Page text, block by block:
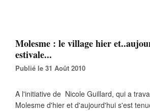
Molesme : le village hier
estivale...
Publié le 31 Août 2010
A l'initiative de Nicole Guillard, qui a
Molesme d'hier et d'aujourd'hui s'est